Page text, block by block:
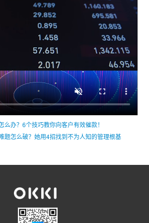
么办？6个技巧教你向客户有效催款！
题怎么破？她用4招找到不为人知的管理根基